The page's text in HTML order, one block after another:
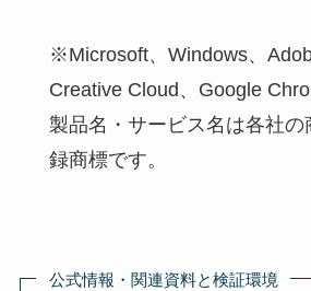
※Microsoft、Windows、
Creative Cloud、Google
製品名・サービス名は各社の
録商標です。
公式情報・関連資料と検証環境